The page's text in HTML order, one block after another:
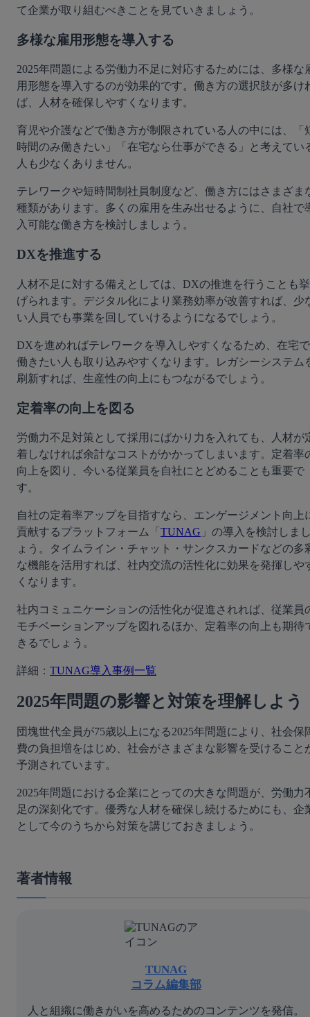
て企業が取り組むべきことを見ていきましょう。
多様な雇用形態を導入する
2025年問題による労働力不足に対応するためには、多様な
用形態を導入するのが効果的です。働き方の選択肢が多け
ば、人材を確保しやすくなります。
育児や介護などで働き方が制限されている人の中には、「
時間のみ働きたい」「在宅なら仕事ができる」と考えてい
人も少なくありません。
テレワークや短時間制社員制度など、働き方にはさまざま
種類があります。多くの雇用を生み出せるように、自社で
入可能な働き方を検討しましょう。
DXを推進する
人材不足に対する備えとしては、DXの推進を行うことも挙
げられます。デジタル化により業務効率が改善すれば、少
い人員でも事業を回していけるようになるでしょう。
DXを進めればテレワークを導入しやすくなるため、在宅で
働きたい人も取り込みやすくなります。レガシーシステム
刷新すれば、生産性の向上にもつながるでしょう。
定着率の向上を図る
労働力不足対策として採用にばかり力を入れても、人材が
着しなければ余計なコストがかかってしまいます。定着率
向上を図り、今いる従業員を自社にとどめることも重要で
す。
自社の定着率アップを目指すなら、エンゲージメント向上
貢献するプラットフォーム「 TUNAG 」の導入を検討しま
ょう。タイムライン・チャット・サンクスカードなどの多
な機能を活用すれば、社内交流の活性化に効果を発揮しや
くなります。
社内コミュニケーションの活性化が促進されれば、従業員
モチベーションアップを図れるほか、定着率の向上も期待
きるでしょう。
詳細： TUNAG導入事例一覧
2025年問題の影響と対策を理解しよう
団塊世代全員が75歳以上になる2025年問題により、社会保
費の負担増をはじめ、社会がさまざまな影響を受けること
予測されています。
2025年問題における企業にとっての大きな問題が、労働力
足の深刻化です。優秀な人材を確保し続けるためにも、企
として今のうちから対策を講じておきましょう。
著者情報
TUNAG
コラム編集部
人と組織に働きがいを高めるためのコンテンツを発信。